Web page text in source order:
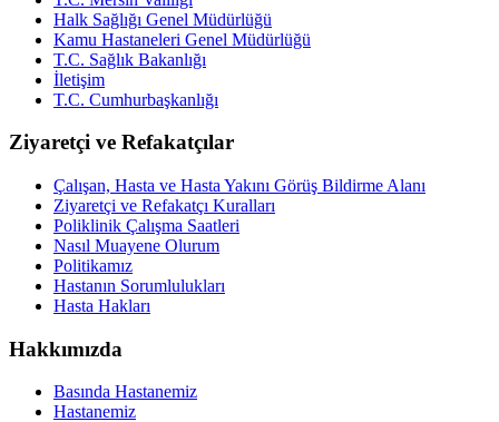
Halk Sağlığı Genel Müdürlüğü
Kamu Hastaneleri Genel Müdürlüğü
T.C. Sağlık Bakanlığı
İletişim
T.C. Cumhurbaşkanlığı
Ziyaretçi ve Refakatçılar
Çalışan, Hasta ve Hasta Yakını Görüş Bildirme Alanı
Ziyaretçi ve Refakatçı Kuralları
Poliklinik Çalışma Saatleri
Nasıl Muayene Olurum
Politikamız
Hastanın Sorumlulukları
Hasta Hakları
Hakkımızda
Basında Hastanemiz
Hastanemiz